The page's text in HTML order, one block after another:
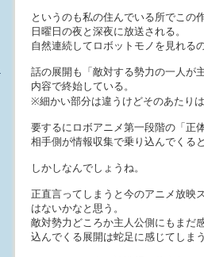
というのも私の住んでいる所でこの
日曜日の夜と深夜に放送される。
自然連続してロボットモノを見れる
話の展開も「敵対する勢力の一人が
内容で終始している。
※細かい部分は違うけどそのあたり
要するにロボアニメ第一段階の「正
相手側が情報収集で乗り込んでくる
しかしなんでしょうね。
正直言ってしまうと今のアニメ放映
はないかなと思う。
敵対勢力どころか主人公側にもまだ
込んでくる展開は蛇足に感じてしま